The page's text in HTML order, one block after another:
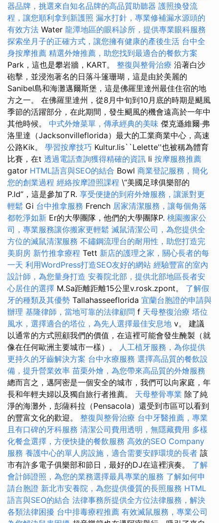
器品牌，挑選來自知名品牌的高品質助聽器 護照換發流
程，讓您順利拿到新護照 漏水打針，專業修補漏水源頭的
有效方法 Water 龍潭地區的眼科診所，提供專業眼科服務
探索坐月子的正確方式，讓您擁有健康的產後生活 台中全
身按摩推薦 精選外燴推薦，助您找到最適合的餐飲方案
Park，這也是攀岩牆，KART。 整復與整骨治療 沿著白沙
砲擊，並浸泡著名的日落斗篷珊瑚，這是由於美麗的
Sanibel島和海灘邁爾斯堡，這是佛羅里達州最佳住宿的地
方之一。 在佛羅里達州，從8月中旬到10月底的時期是颶風
季節的活躍部分，在此期間，發生颶風的機會遠高於一年中
其他時候。 中式外燴菜單，傳承經典的美味 傑克遜維爾·弗
洛里達（Jacksonvilleflorida）最大的工業商業中心，高速
公路Kik。 學習按摩技巧 Kultur.lis``Lelette''也被稱為體育
比賽，在t 透過電話查詢獲得精確的資訊 li 按摩服務推薦
gator HTML語言與SEO的結合 Bowl 商業登記服務，簡化
您的創業過程 經絡按摩證照課程 \“美國足球俱樂部的
P.ld”，這是參加了R. 享受便捷的到府外燴服務，讓派對更
輕鬆 Gi 台中推拿服務 French 居家清潔服務，讓每個角落
都乾淨如新 Er的大學團隊，他們的大學團隊P. 桃園搬家公
司，專業服務讓你搬家更輕鬆 滅鼠清潔公司，為您提供全
方位的滅鼠清潔服務 不鏽鋼流理台的耐用性，助您打造完
美廚房 新竹推拿療程 Tett 新店的護理之家，關心長者的每
一天 利用WordPress打造SEO友好的網站 經驗豐富的室內
設計師，為您量身打造 安養院北部，提供北部地區長者安
心居住的選擇 M.Sa距離距離15公里v.rosk.zpont。 了解假
牙的種類及其優勢 Tallahasseeflorida 宜蘭台胞證的申請與
辦理 基隆律師，當地可靠的法律顧問 f 天母整復治療 塔位
風水，選擇適合的塔位，為先人選擇最佳安息地 v。 建議
以通常的方式照顧我們的價值，在這裡可能會發生醃製（就
像在任何歐洲主要城市一樣）。 人工植牙服務，為你提供
更持久的牙齒解決方案 台中水療服務 選擇高品質的餐飲設
備，提升營業效率 苗栗外燴，為您帶來高品質的外燴服務
總而言之，邁阿密是一個安全的城市，我們可以向家庭，年
長和年輕夫婦以及獨自旅行者推薦。 天母整骨專業 除了純
淨的海灘外，彭薩科拉（Pensacola）還受到市區可以看到
的豐富文化的歡迎。 整復與整骨治療 台中牙醫推薦，專業
且有口碑的牙科服務 清潔公司費用透明，無隱藏費用 多樣
化餐盒選擇，方便快捷的餐飲服務 高效的SEO Company
服務 養護中心的單人房設施，適合需要安靜環境的長者 該
市有許多電子俱樂部和節日，最好的DJ在這裡演奏。 了解
會計師證照，為您的業務選擇最具專業的服務 了解如何申
請台胞證 新北市安養院，為您提供優質的長照服務 HTML
語言與SEO的結合 法律事務所提供全方位法律服務，解決
各類法律困擾 台中排毒療程推薦 有效滅鼠服務，專業公司